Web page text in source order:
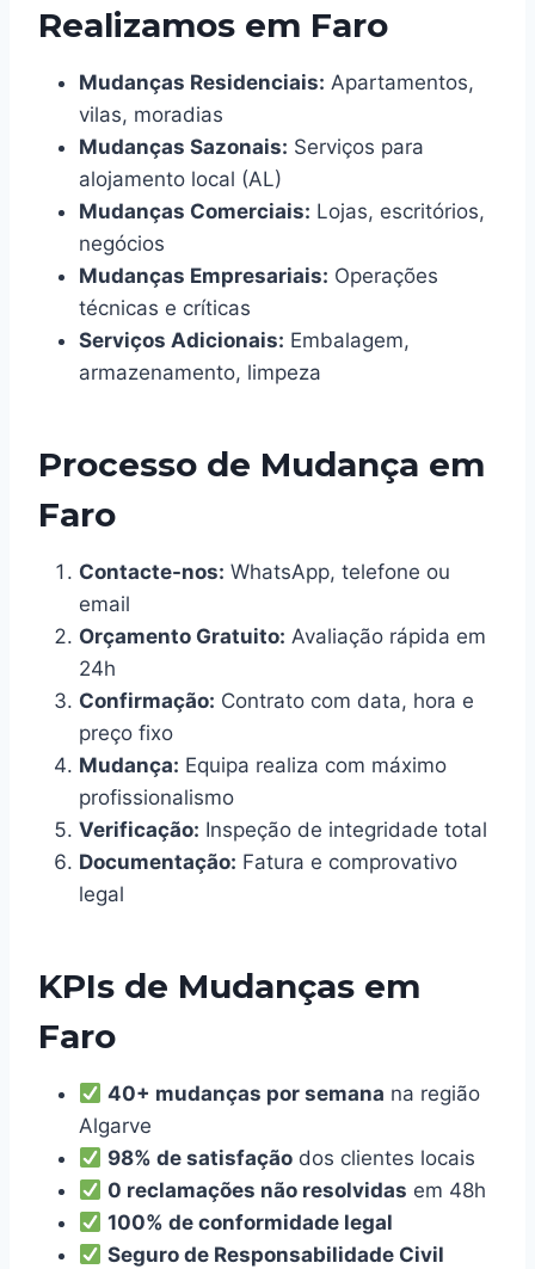
Realizamos em Faro
Mudanças Residenciais: Apartamentos,
vilas, moradias
Mudanças Sazonais: Serviços para
alojamento local (AL)
Mudanças Comerciais: Lojas, escritórios,
negócios
Mudanças Empresariais: Operações
técnicas e críticas
Serviços Adicionais: Embalagem,
armazenamento, limpeza
Processo de Mudança em
Faro
Contacte-nos: WhatsApp, telefone ou
email
Orçamento Gratuito: Avaliação rápida em
24h
Confirmação: Contrato com data, hora e
preço fixo
Mudança: Equipa realiza com máximo
profissionalismo
Verificação: Inspeção de integridade total
Documentação: Fatura e comprovativo
legal
KPIs de Mudanças em
Faro
40+ mudanças por semana na região
Algarve
98% de satisfação dos clientes locais
0 reclamações não resolvidas em 48h
100% de conformidade legal
Seguro de Responsabilidade Civil